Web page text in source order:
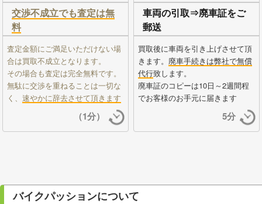
交渉不成立でも査定は無
料
査定金額にご満足いただけない場
合は買取不成立となります。
その場合も査定は完全無料です。
無駄に交渉を重ねることは一切な
く、 速やかに辞去させて頂きます
（1分）
車両の引取⇒廃車証をご
郵送
買取後に車両を引き上げさせて頂
きます。 廃車手続きは弊社で無償
代行致します。
廃車証のコピーは10日～2週間程
でお客様のお手元に届きます
5分
バイクパッションについて